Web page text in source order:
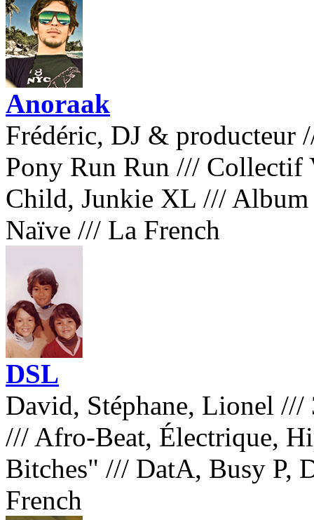
Anoraak
Frédéric, DJ & producteur
Pony Run Run /// Collectif
Child, Junkie XL /// Album
Naïve /// La French
DSL
David, Stéphane, Lionel ///
/// Afro-Beat, Électrique,
Bitches" /// DatA, Busy P,
French